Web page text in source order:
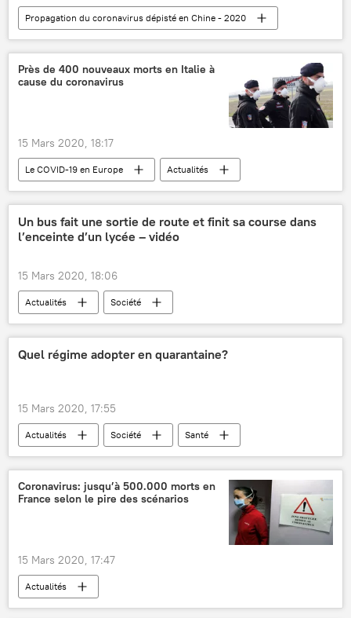
Propagation du coronavirus dépisté en Chine - 2020
International
Actualités
Covid-19
coronavirus SARS-CoV-2
Algérie
France
Près de 400 nouveaux morts en Italie à
cause du coronavirus
15 Mars 2020, 18:17
Le COVID-19 en Europe
Actualités
International
Société
Santé
Italie
Covid-19
coronavirus SARS-CoV-2
décès
Un bus fait une sortie de route et finit sa course dans
l’enceinte d’un lycée – vidéo
15 Mars 2020, 18:06
Actualités
Société
Seine-Saint-Denis
accident de la route
RATP
bus
Quel régime adopter en quarantaine?
15 Mars 2020, 17:55
Actualités Société
Santé
régime alimentaire
réfrigérateur
eau
calories Russie
Coronavirus: jusqu’à 500.000 morts en
France selon le pire des scénarios
15 Mars 2020, 17:47
Actualités
Propagation du coronavirus en France